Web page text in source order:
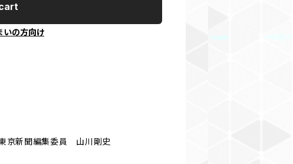
いの方向け
東京新聞編集委員 山川剛史